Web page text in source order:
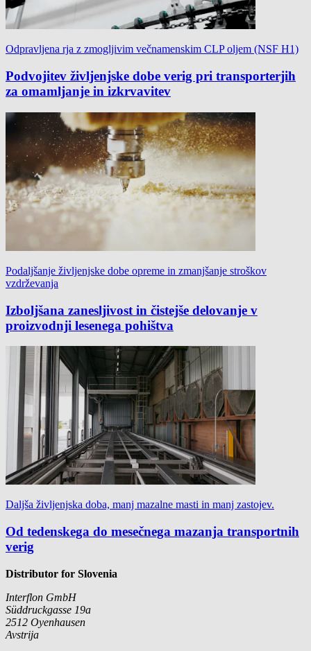
Odpravljena rja z zmogljivim večnamenskim CLP oljem (NSF H1)
Podvojitev življenjske dobe verig pri transporterjih
za omamljanje in izkrvavitev
Podaljšanje življenjske dobe opreme in zmanjšanje stroškov
vzdrževanja
Izboljšana zanesljivost in čistejše delovanje v
proizvodnji lesenega pohištva
Daljša življenjska doba, manj mazalne masti in manj zastojev.
Od tedenskega do mesečnega mazanja transportnih
verig
Distributor for Slovenia
Interflon GmbH
Süddruckgasse 19a
2512 Oyenhausen
Avstrija